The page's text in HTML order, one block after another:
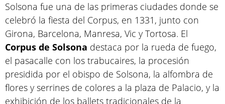
Solsona fue una de las primeras ciudades donde se
celebró la fiesta del Corpus, en 1331, junto con
Girona, Barcelona, Manresa, Vic y Tortosa. El
Corpus de Solsona destaca por la rueda de fuego,
el pasacalle con los trabucaires, la procesión
presidida por el obispo de Solsona, la alfombra de
flores y serrines de colores a la plaza de Palacio, y la
exhibición de los ballets tradicionales de la